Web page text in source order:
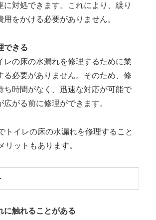
に対処できます。これにより、繰り
用をかける必要がありません。
できる
レの床の水漏れを修理するために業
る必要がありません。そのため、修
ち時間がなく、迅速な対応が可能で
広がる前に修理ができます。
トイレの床の水漏れを修理すること
リットもあります。
に触れることがある